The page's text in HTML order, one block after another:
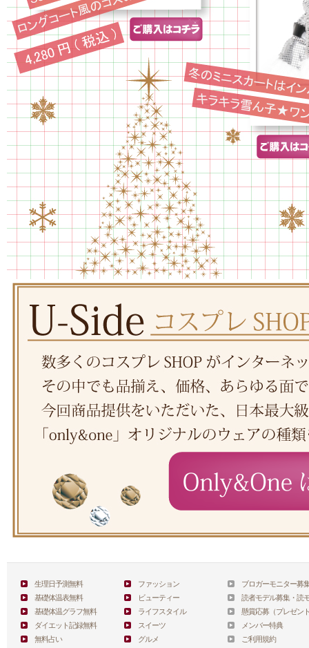
生理日予測無料
基礎体温表無料
基礎体温グラフ無料
ダイエット記録無料
無料占い
ファッション
ビューティー
ライフスタイル
スイーツ
グルメ
ブロガーモニター募
読者モデル募集・読
懸賞応募（プレゼン
メンバー特典
ご利用規約